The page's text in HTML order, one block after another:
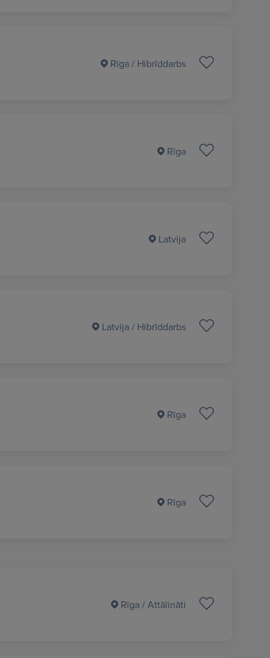
Rīga / Hibrīddarbs
Rīga
Latvija
Latvija / Hibrīddarbs
Rīga
Rīga
Rīga / Attālināti